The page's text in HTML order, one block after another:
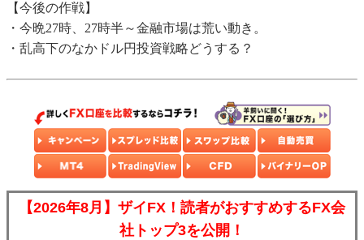
【今後の作戦】
・今晩27時、27時半～金融市場は荒い動き。
・乱高下のなかドル円投資戦略どうする？
【2026年8月】ザイFX！読者がおすすめするFX会
社トップ3を公開！